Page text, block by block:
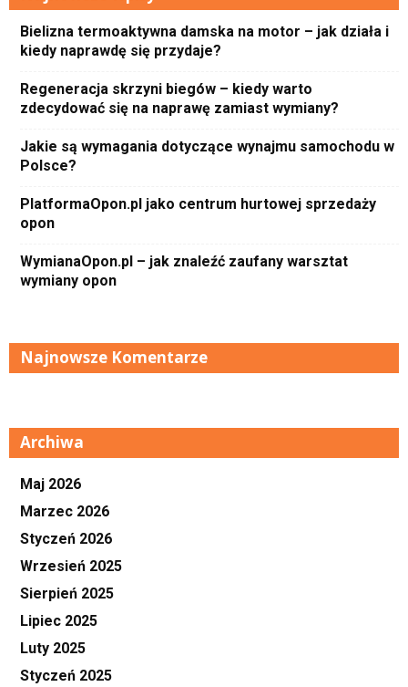
Bielizna termoaktywna damska na motor – jak działa i
kiedy naprawdę się przydaje?
Regeneracja skrzyni biegów – kiedy warto
zdecydować się na naprawę zamiast wymiany?
Jakie są wymagania dotyczące wynajmu samochodu w
Polsce?
PlatformaOpon.pl jako centrum hurtowej sprzedaży
opon
WymianaOpon.pl – jak znaleźć zaufany warsztat
wymiany opon
Najnowsze Komentarze
Archiwa
Maj 2026
Marzec 2026
Styczeń 2026
Wrzesień 2025
Sierpień 2025
Lipiec 2025
Luty 2025
Styczeń 2025